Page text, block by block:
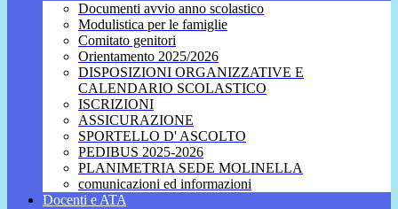
Documenti avvio anno scolastico
Modulistica per le famiglie
Comitato genitori
Orientamento 2025/2026
DISPOSIZIONI ORGANIZZATIVE E
CALENDARIO SCOLASTICO
ISCRIZIONI
ASSICURAZIONE
SPORTELLO D' ASCOLTO
PEDIBUS 2025-2026
PLANIMETRIA SEDE MOLINELLA
comunicazioni ed informazioni
Docenti e ATA